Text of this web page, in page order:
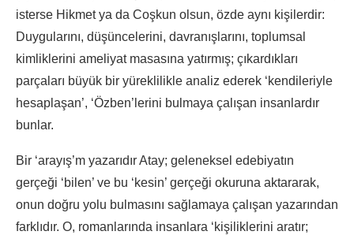
isterse Hikmet ya da Coşkun olsun, özde aynı kişilerdir:
Duygularını, düşüncelerini, davranışlarını, toplumsal
kimliklerini ameliyat masasına yatırmış; çıkardıkları
parçaları büyük bir yüreklilikle analiz ederek ‘kendileriyle
hesaplaşan’, ‘Özben’lerini bulmaya çalışan insanlardır
bunlar.
Bir ‘arayış’m yazarıdır Atay; geleneksel edebiyatın
gerçeği ‘bilen’ ve bu ‘kesin’ gerçeği okuruna aktararak,
onun doğru yolu bulmasını sağlamaya çalışan yazarından
farklıdır. O, romanlarında insanlara ‘kişiliklerini aratır;